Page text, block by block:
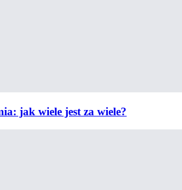
jak wiele jest za wiele?